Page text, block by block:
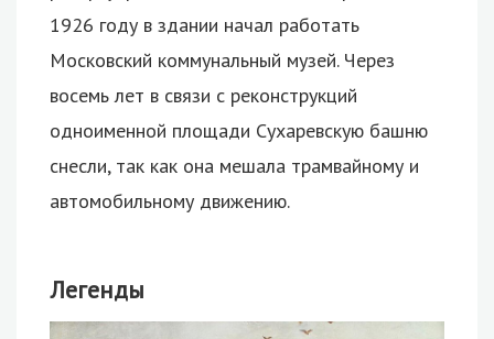
1926 году в здании начал работать
Московский коммунальный музей. Через
восемь лет в связи с реконструкций
одноименной площади Сухаревскую башню
снесли, так как она мешала трамвайному и
автомобильному движению.
Легенды